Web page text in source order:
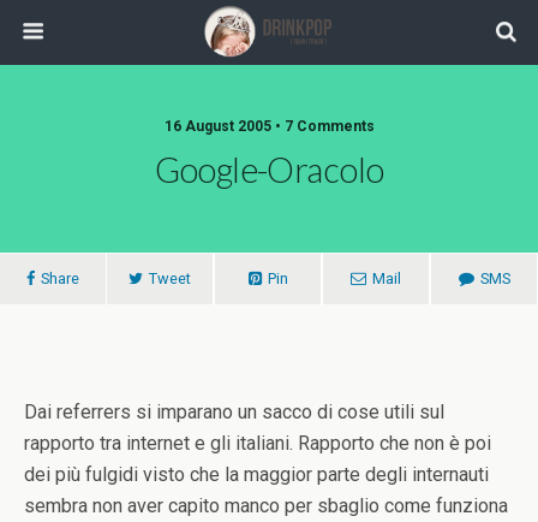
16 August 2005 • 7 Comments
Google-Oracolo
Share Tweet Pin Mail SMS
Dai referrers si imparano un sacco di cose utili sul
rapporto tra internet e gli italiani. Rapporto che non è poi
dei più fulgidi visto che la maggior parte degli internauti
sembra non aver capito manco per sbaglio come funziona